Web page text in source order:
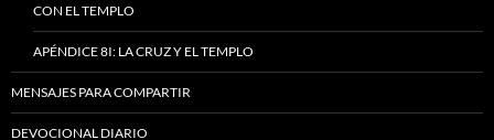
CON EL TEMPLO
APÉNDICE 8I: LA CRUZ Y EL TEMPLO
MENSAJES PARA COMPARTIR
DEVOCIONAL DIARIO